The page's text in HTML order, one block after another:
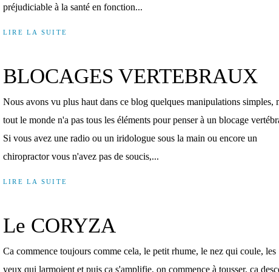
préjudiciable à la santé en fonction...
LIRE LA SUITE
BLOCAGES VERTEBRAUX
Nous avons vu plus haut dans ce blog quelques manipulations simples,
tout le monde n'a pas tous les éléments pour penser à un blocage
Si vous avez une radio ou un iridologue sous la main ou encore un
chiropractor vous n'avez pas de soucis,...
LIRE LA SUITE
Le CORYZA
Ca commence toujours comme cela, le petit rhume, le nez qui coule, les
yeux qui larmoient et puis ça s'amplifie, on commence à tousser, ça